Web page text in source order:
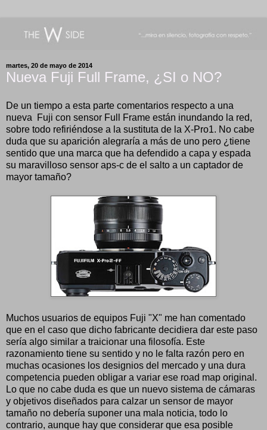
martes, 20 de mayo de 2014
Nueva Fuji Full Frame, ¿SI o NO?
De un tiempo a esta parte comentarios respecto a una
nueva Fuji con sensor Full Frame están inundando la red,
sobre todo refiriéndose a la sustituta de la X-Pro1. No cabe
duda que su aparición alegraría a más de uno pero ¿tiene
sentido que una marca que ha defendido a capa y espada
su maravilloso sensor aps-c de el salto a un captador de
mayor tamaño?
Muchos usuarios de equipos Fuji "X" me han comentado
que en el caso que dicho fabricante decidiera dar este paso
sería algo similar a traicionar una filosofía. Este
razonamiento tiene su sentido y no le falta razón pero en
muchas ocasiones los designios del mercado y una dura
competencia pueden obligar a variar ese road map original.
Lo que no cabe duda es que un nuevo sistema de cámaras
y objetivos diseñados para calzar un sensor de mayor
tamaño no debería suponer una mala noticia, todo lo
contrario, aunque hay que considerar que esa posible